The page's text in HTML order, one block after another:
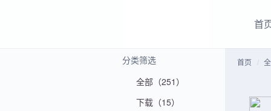
首
首页
分类筛选
全部（251）
下载（15）